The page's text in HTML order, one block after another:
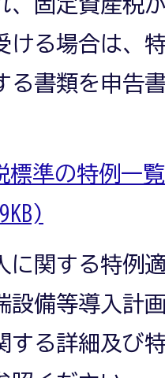
ける場合は、
る書類を申告
準の特例一
に関する特例
設備等導入計
する詳細及び